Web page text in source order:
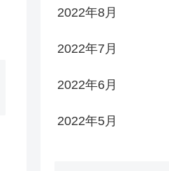
2022年8月
2022年7月
2022年6月
2022年5月